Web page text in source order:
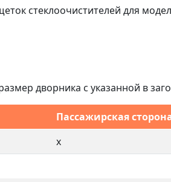
стеклоочистителей для
дворника с указанной в
Пассажирская
x